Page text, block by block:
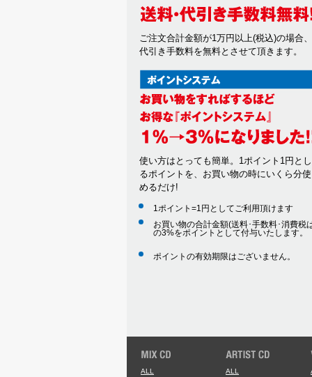
ご注文合計金額が1万円以上(税込)の場合
代引き手数料を無料とさせて頂きます。
使い方はとっても簡単。1ポイント1円と
るポイントを、お買い物の時にいくら分
めるだけ!
1ポイント=1円としてご利用頂けます
お買い物の合計金額(送料･手数料･消費税
の3%をポイントとして付与いたします。
ポイントの有効期限はございません。
ALL ALL